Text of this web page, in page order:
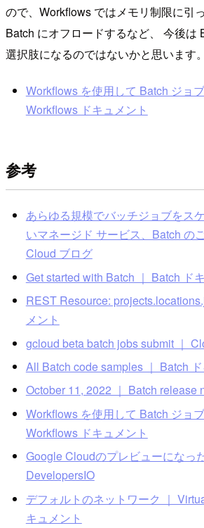
ので、Workflows ではメモリ制限に引
Batch にオフロードするなど、 今後は
選択肢になるのではないかと思います。
Workflows を使用して Batch ジョ
Workflows ドキュメント
参考
あらゆる規模でバッチジョブをス
いマネージド サービス、Batch の
Cloud ブログ
Get started with Batch ｜ Batch ド
REST Resource:
メント
gcloud beta batch jobs submit ｜
All Batch code samples ｜ Batch
October 11, 2022 ｜ Batch release
Workflows を使用して Batch ジョ
Workflows ドキュメント
Google Cloudのプレビューになっ
DevelopersIO
デフォルトのネットワーク ｜
キュメント